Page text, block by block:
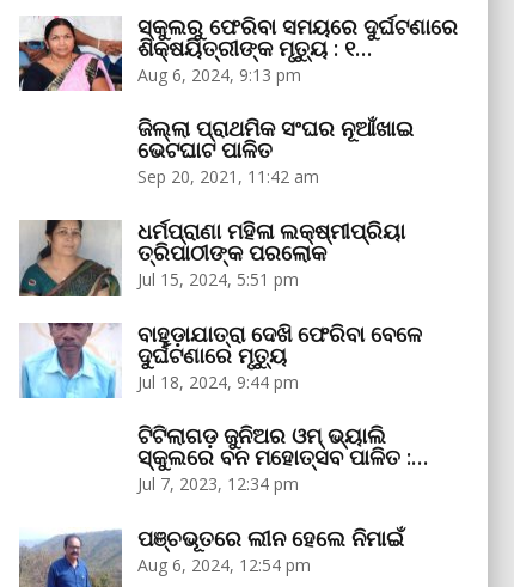
ସ୍କୁଲରୁ ଫେରିବା ସମୟରେ ଦୁର୍ଘଟଣାରେ
ଶିକ୍ଷୟିତ୍ରୀଙ୍କ ମୃତ୍ୟୁ : ୧…
Aug 6, 2024, 9:13 pm
ଜିଲ୍ଲା ପ୍ରାଥମିକ ସଂଘର ନୂଆଁଖାଇ
ଭେଟଘାଟ ପାଳିତ
Sep 20, 2021, 11:42 am
ଧର୍ମପ୍ରାଣା ମହିଳା ଲକ୍ଷ୍ମୀପ୍ରିୟା
ତ୍ରିପାଠୀଙ୍କ ପରଲୋକ
Jul 15, 2024, 5:51 pm
ବାହୁଡ଼ାଯାତ୍ରା ଦେଖି ଫେରିବା ବେଳେ
ଦୁର୍ଘଟଣାରେ ମୃତ୍ୟୁ
Jul 18, 2024, 9:44 pm
ଟିଟିଲାଗଡ଼ ଜୁନିଅର ଓମ୍‌ ଭ୍ୟାଲି
ସ୍କୁଲରେ ବନ ମହୋତ୍ସବ ପାଳିତ :…
Jul 7, 2023, 12:34 pm
ପଞ୍ଚଭୂତରେ ଲୀନ ହେଲେ ନିମାଇଁ
Aug 6, 2024, 12:54 pm